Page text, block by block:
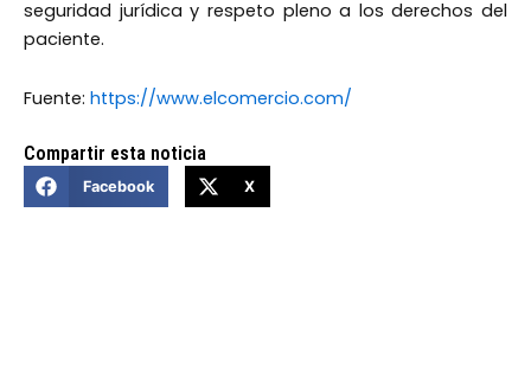
seguridad jurídica y respeto pleno a los derechos del
paciente.
Fuente: https://www.elcomercio.com/
Compartir esta noticia
Facebook X